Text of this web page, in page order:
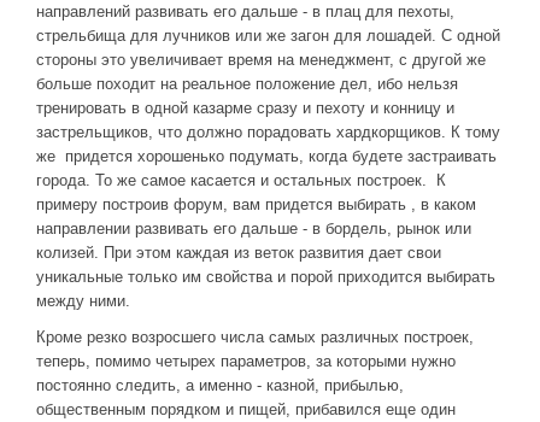
направлений развивать его дальше - в плац для пехоты,
стрельбища для лучников или же загон для лошадей. С одной
стороны это увеличивает время на менеджмент, с другой же
больше походит на реальное положение дел, ибо нельзя
тренировать в одной казарме сразу и пехоту и конницу и
застрельщиков, что должно порадовать хардкорщиков. К тому
же придется хорошенько подумать, когда будете застраивать
города. То же самое касается и остальных построек. К
примеру построив форум, вам придется выбирать , в каком
направлении развивать его дальше - в бордель, рынок или
колизей. При этом каждая из веток развития дает свои
уникальные только им свойства и порой приходится выбирать
между ними.
Кроме резко возросшего числа самых различных построек,
теперь, помимо четырех параметров, за которыми нужно
постоянно следить, а именно - казной, прибылью,
общественным порядком и пищей, прибавился еще один